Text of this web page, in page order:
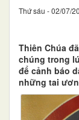
Thứ sáu - 02/07/
Thiên Chúa
chúng trong
để cảnh báo
những tai